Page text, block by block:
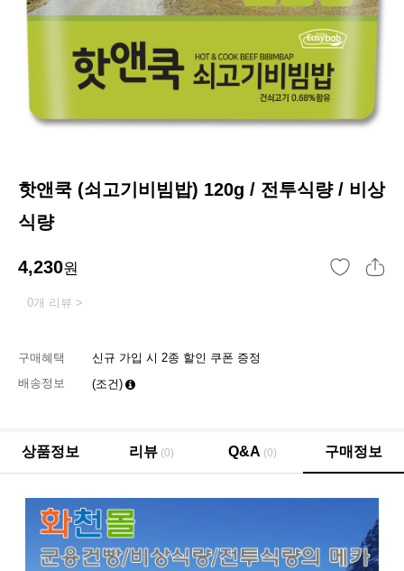
핫앤쿡 (쇠고기비빔밥) 120g / 전투식량 / 비상
식량
4,230원
0개 리뷰 >
구매혜택
신규 가입 시 2종 할인 쿠폰 증정
배송정보
(조건)
상품정보 리뷰 (0) Q&A (0) 구매정보